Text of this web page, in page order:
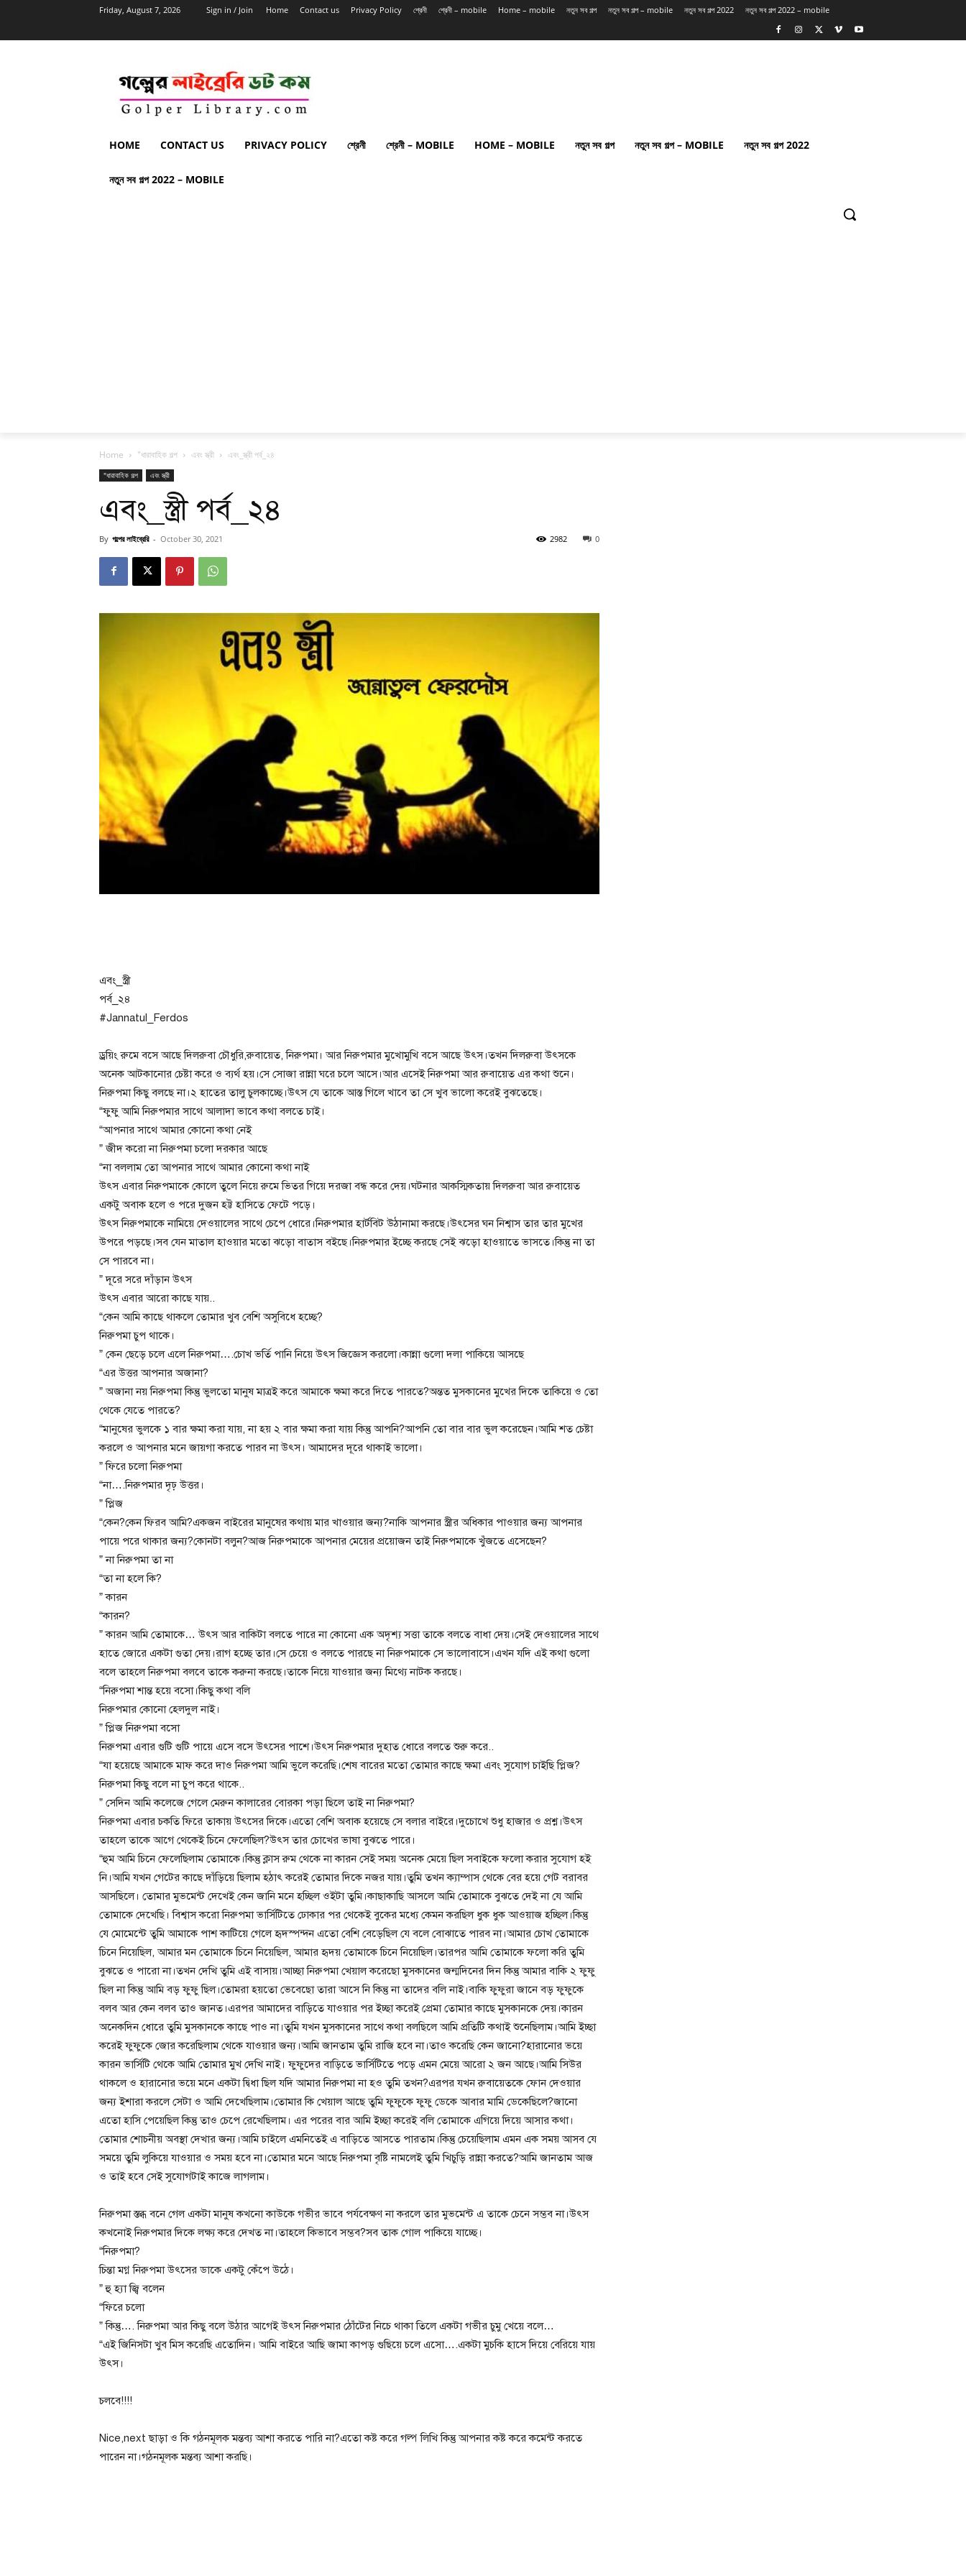
Friday, August 7, 2026 Sign in / Join Home Contact us Privacy Policy শ্রেনী শ্রেনী – mobile Home – mobile নতুন সব গল্প নতুন সব গল্প – mobile নতুন সব গল্প 2022 নতুন সব গল্প 2022 – mobile
HOME CONTACT US PRIVACY POLICY শ্রেনী শ্রেনী – MOBILE HOME – MOBILE নতুন সব গল্প নতুন সব গল্প – MOBILE নতুন সব গল্প 2022
নতুন সব গল্প 2022 – MOBILE
Home "ধারাবাহিক গল্প এবং স্ত্রী এবং_স্ত্রী পর্ব_২৪
"ধারাবাহিক গল্প এবং স্ত্রী
এবং_স্ত্রী পর্ব_২৪
By গল্পের লাইব্রেরি - October 30, 2021 0
2982
এবং_স্ত্রী
পর্ব_২৪
#Jannatul_Ferdos
ড্রয়িং রুমে বসে আছে দিলরুবা চৌধুরি,রুবায়েত, নিরুপমা। আর নিরুপমার মুখোমুখি বসে আছে উৎস।তখন দিলরুবা উৎসকে
অনেক আটকানোর চেষ্টা করে ও ব্যর্থ হয়।সে সোজা রান্না ঘরে চলে আসে।আর এসেই নিরুপমা আর রুবায়েত এর কথা শুনে।
নিরুপমা কিছু বলছে না।২ হাতের তালু চুলকাচ্ছে।উৎস যে তাকে আস্ত গিলে খাবে তা সে খুব ভালো করেই বুঝতেছে।
“ফুফু আমি নিরুপমার সাথে আলাদা ভাবে কথা বলতে চাই।
“আপনার সাথে আমার কোনো কথা নেই
” জীদ করো না নিরুপমা চলো দরকার আছে
“না বললাম তো আপনার সাথে আমার কোনো কথা নাই
উৎস এবার নিরুপমাকে কোলে তুলে নিয়ে রুমে ভিতর গিয়ে দরজা বন্ধ করে দেয়।ঘটনার আকস্মিকতায় দিলরুবা আর রুবায়েত
একটু অবাক হলে ও পরে দুজন হট্ট হাসিতে ফেটে পড়ে।
উৎস নিরুপমাকে নামিয়ে দেওয়ালের সাথে চেপে ধোরে।নিরুপমার হার্টবিট উঠানামা করছে।উৎসের ঘন নিশ্বাস তার তার মুখের
উপরে পড়ছে।সব যেন মাতাল হাওয়ার মতো ঝড়ো বাতাস বইছে।নিরুপমার ইচ্ছে করছে সেই ঝড়ো হাওয়াতে ভাসতে।কিন্তু না তা
সে পারবে না।
” দূরে সরে দাঁড়ান উৎস
উৎস এবার আরো কাছে যায়..
“কেন আমি কাছে থাকলে তোমার খুব বেশি অসুবিধে হচ্ছে?
নিরুপমা চুপ থাকে।
” কেন ছেড়ে চলে এলে নিরুপমা….চোখ ভর্তি পানি নিয়ে উৎস জিজ্ঞেস করলো।কান্না গুলো দলা পাকিয়ে আসছে
“এর উত্তর আপনার অজানা?
” অজানা নয় নিরুপমা কিন্তু ভুলতো মানুষ মাত্রই করে আমাকে ক্ষমা করে দিতে পারতে?অন্তত মুসকানের মুখের দিকে তাকিয়ে ও তো
থেকে যেতে পারতে?
“মানুষের ভুলকে ১ বার ক্ষমা করা যায়, না হয় ২ বার ক্ষমা করা যায় কিন্তু আপনি?আপনি তো বার বার ভুল করেছেন।আমি শত চেষ্টা
করলে ও আপনার মনে জায়গা করতে পারব না উৎস। আমাদের দূরে থাকাই ভালো।
” ফিরে চলো নিরুপমা
“না….নিরুপমার দৃঢ় উত্তর।
” প্লিজ
“কেন?কেন ফিরব আমি?একজন বাইরের মানুষের কথায় মার খাওয়ার জন্য?নাকি আপনার স্ত্রীর অধিকার পাওয়ার জন্য আপনার
পায়ে পরে থাকার জন্য?কোনটা বলুন?আজ নিরুপমাকে আপনার মেয়ের প্রয়োজন তাই নিরুপমাকে খুঁজতে এসেছেন?
” না নিরুপমা তা না
“তা না হলে কি?
” কারন
“কারন?
” কারন আমি তোমাকে… উৎস আর বাকিটা বলতে পারে না কোনো এক অদৃশ্য সত্তা তাকে বলতে বাধা দেয়।সেই দেওয়ালের সাথে
হাতে জোরে একটা গুতা দেয়।রাগ হচ্ছে তার।সে চেয়ে ও বলতে পারছে না নিরুপমাকে সে ভালোবাসে।এখন যদি এই কথা গুলো
বলে তাহলে নিরুপমা বলবে তাকে করুনা করছে।তাকে নিয়ে যাওয়ার জন্য মিথ্যে নাটক করছে।
“নিরুপমা শান্ত হয়ে বসো।কিছু কথা বলি
নিরুপমার কোনো হেলদুল নাই।
” প্লিজ নিরুপমা বসো
নিরুপমা এবার গুটি গুটি পায়ে এসে বসে উৎসের পাশে।উৎস নিরুপমার দুহাত ধোরে বলতে শুরু করে..
“যা হয়েছে আমাকে মাফ করে দাও নিরুপমা আমি ভুলে করেছি।শেষ বারের মতো তোমার কাছে ক্ষমা এবং সুযোগ চাইছি প্লিজ?
নিরুপমা কিছু বলে না চুপ করে থাকে..
” সেদিন আমি কলেজে গেলে মেরুন কালারের বোরকা পড়া ছিলে তাই না নিরুপমা?
নিরুপমা এবার চকতি ফিরে তাকায় উৎসের দিকে।এতো বেশি অবাক হয়েছে সে বলার বাইরে।দুচোখে শুধু হাজার ও প্রশ্ন।উৎস
তাহলে তাকে আগে থেকেই চিনে ফেলেছিল?উৎস তার চোখের ভাষা বুঝতে পারে।
“হুম আমি চিনে ফেলেছিলাম তোমাকে।কিন্তু ক্লাস রুম থেকে না কারন সেই সময় অনেক মেয়ে ছিল সবাইকে ফলো করার সুযোগ হই
নি।আমি যখন গেটের কাছে দাঁড়িয়ে ছিলাম হঠাৎ করেই তোমার দিকে নজর যায়।তুমি তখন ক্যাম্পাস থেকে বের হয়ে গেট বরাবর
আসছিলে। তোমার মুভমেন্ট দেখেই কেন জানি মনে হচ্ছিল ওইটা তুমি।কাছাকাছি আসলে আমি তোমাকে বুঝতে দেই না যে আমি
তোমাকে দেখেছি। বিশ্বাস করো নিরুপমা ভার্সিটিতে ঢোকার পর থেকেই বুকের মধ্যে কেমন করছিল ধুক ধুক আওয়াজ হচ্ছিল।কিন্তু
যে মোমেন্টে তুমি আমাকে পাশ কাটিয়ে গেলে হৃদস্পন্দন এতো বেশি বেড়েছিল যে বলে বোঝাতে পারব না।আমার চোখ তোমাকে
চিনে নিয়েছিল, আমার মন তোমাকে চিনে নিয়েছিল, আমার হৃদয় তোমাকে চিনে নিয়েছিল।তারপর আমি তোমাকে ফলো করি তুমি
বুঝতে ও পারো না।তখন দেখি তুমি এই বাসায়।আচ্ছা নিরুপমা খেয়াল করেছো মুসকানের জন্মদিনের দিন কিন্তু আমার বাকি ২ ফুফু
ছিল না কিন্তু আমি বড় ফুফু ছিল।তোমরা হয়তো ভেবেছো তারা আসে নি কিন্তু না তাদের বলি নাই।বাকি ফুফুরা জানে বড় ফুফুকে
বলব আর কেন বলব তাও জানত।এরপর আমাদের বাড়িতে যাওয়ার পর ইচ্ছা করেই প্রেমা তোমার কাছে মুসকানকে দেয়।কারন
অনেকদিন ধোরে তুমি মুসকানকে কাছে পাও না।তুমি যখন মুসকানের সাথে কথা বলছিলে আমি প্রতিটি কথাই শুনেছিলাম।আমি ইচ্ছা
করেই ফুফুকে জোর করেছিলাম থেকে যাওয়ার জন্য।আমি জানতাম তুমি রাজি হবে না।তাও করেছি কেন জানো?হারানোর ভয়ে
কারন ভার্সিটি থেকে আমি তোমার মুখ দেখি নাই। ফুফুদের বাড়িতে ভার্সিটিতে পড়ে এমন মেয়ে আরো ২ জন আছে।আমি সিউর
থাকলে ও হারানোর ভয়ে মনে একটা দ্বিধা ছিল যদি আমার নিরুপমা না হও তুমি তখন?এরপর যখন রুবায়েতকে ফোন দেওয়ার
জন্য ইশারা করলে সেটা ও আমি দেখেছিলাম।তোমার কি খেয়াল আছে তুমি ফুফুকে ফুফু ডেকে আবার মামি ডেকেছিলে?জানো
এতো হাসি পেয়েছিল কিন্তু তাও চেপে রেখেছিলাম। এর পরের বার আমি ইচ্ছা করেই বলি তোমাকে এগিয়ে দিয়ে আসার কথা।
তোমার শোচনীয় অবস্থা দেখার জন্য।আমি চাইলে এমনিতেই এ বাড়িতে আসতে পারতাম।কিন্তু চেয়েছিলাম এমন এক সময় আসব যে
সময়ে তুমি লুকিয়ে যাওয়ার ও সময় হবে না।তোমার মনে আছে নিরুপমা বৃষ্টি নামলেই তুমি খিচুড়ি রান্না করতে?আমি জানতাম আজ
ও তাই হবে সেই সুযোগটাই কাজে লাগলাম।
নিরুপমা স্তব্ধ বনে গেল একটা মানুষ কখনো কাউকে গভীর ভাবে পর্যবেক্ষণ না করলে তার মুভমেন্ট এ তাকে চেনে সম্ভব না।উৎস
কখনোই নিরুপমার দিকে লক্ষ্য করে দেখত না।তাহলে কিভাবে সম্ভব?সব তাক গোল পাকিয়ে যাচ্ছে।
“নিরুপমা?
চিন্তা মগ্ন নিরুপমা উৎসের ডাকে একটু কেঁপে উঠে।
” হু হ্যা জ্বি বলেন
“ফিরে চলো
” কিন্তু…. নিরুপমা আর কিছু বলে উঠার আগেই উৎস নিরুপমার ঠোঁটের নিচে থাকা তিলে একটা গভীর চুমু খেয়ে বলে…
“এই জিনিসটা খুব মিস করেছি এতোদিন। আমি বাইরে আছি জামা কাপড় গুছিয়ে চলে এসো….একটা মুচকি হাসে দিয়ে বেরিয়ে যায়
উৎস।
চলবে!!!!
Nice,next ছাড়া ও কি গঠনমূলক মন্তব্য আশা করতে পারি না?এতো কষ্ট করে গল্প লিখি কিন্তু আপনার কষ্ট করে কমেন্ট করতে
পারেন না।গঠনমূলক মন্তব্য আশা করছি।